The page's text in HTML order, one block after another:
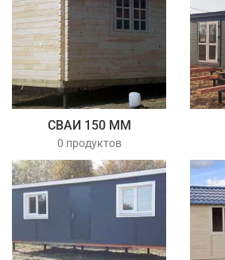
СВАИ 150 ММ
0 продуктов